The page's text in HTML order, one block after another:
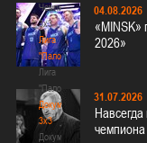
Чемпионат
3х3
Лига
"Палова"
Лига
"Палова"
Документы
3х3
Документы
04.08.2026
«MINSK»
2026»
31.07.2026
Навсегда